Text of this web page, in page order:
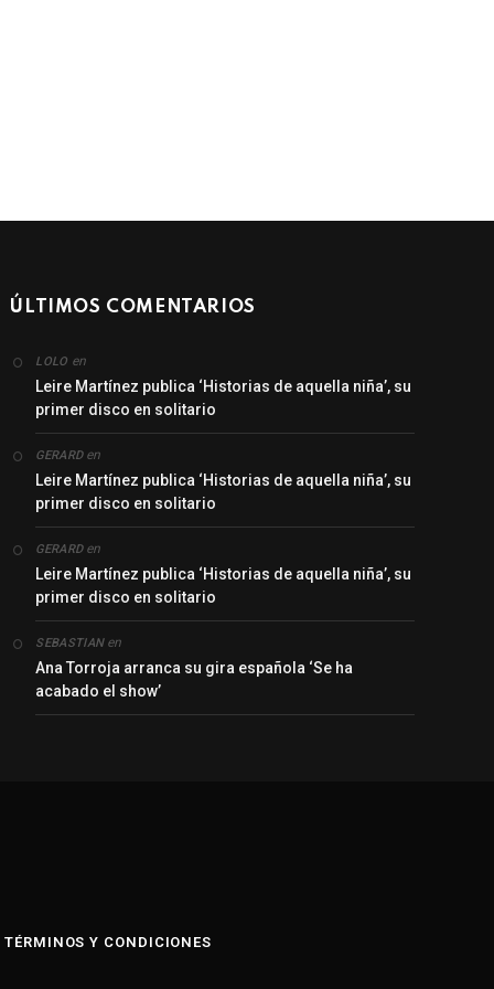
ÚLTIMOS COMENTARIOS
LOLO en
Leire Martínez publica ‘Historias de aquella niña’, su
primer disco en solitario
GERARDen
Leire Martínez publica ‘Historias de aquella niña’, su
primer disco en solitario
GERARDen
Leire Martínez publica ‘Historias de aquella niña’, su
primer disco en solitario
SEBASTIANen
Ana Torroja arranca su gira española ‘Se ha
acabado el show’
TÉRMINOS Y CONDICIONES